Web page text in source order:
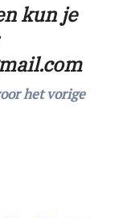
kun je
het vorige